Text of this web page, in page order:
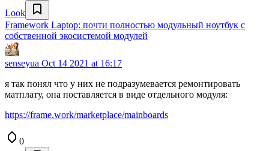
Look
Framework Laptop: почти полностью модульный ноутбук с
собственной экосистемой модулей
senseyua Oct 14 2021 at 16:17
я так понял что у них не подразумевается ремонтировать
матплату, она поставляется в виде отдельного модуля:
https://frame.work/marketplace/mainboards
0